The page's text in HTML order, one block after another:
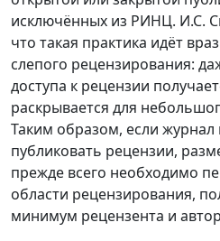
исключённых из РИНЦ. И.С.
что такая практика идёт
слепого рецензирования:
доступа к рецензии
раскрывается для
Таким образом, если
публиковать рецензии,
прежде всего необходимо
области рецензирования,
минимум рецензента и